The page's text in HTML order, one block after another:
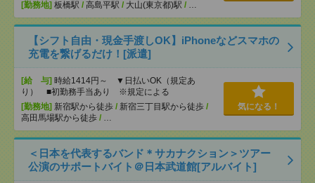
[勤務地] 板橋駅 / 高島平駅 / 大山(東京都)駅 / …
【シフト自由・現金手渡しOK】iPhoneなどスマホの
充電を繋げるだけ！[派遣]
[給 与] 時給1414円～ ▼日払いOK（規定あ
り） ■初勤務手当あり ※規定による
[勤務地] 新宿駅から徒歩 / 新宿三丁目駅から徒歩 /
高田馬場駅から徒歩 / …
気になる！
＜日本を代表するバンド＊サカナクション＞ツアー
公演のサポートバイト＠日本武道館[アルバイト]